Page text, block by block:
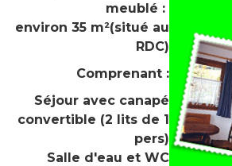
meublé :
environ 35 m²(situé au
RDC)
Comprenant :
Séjour avec canapé
convertible (2 lits de 1
pers)
Salle d'eau et WC